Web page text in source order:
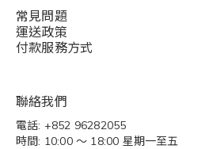
常見問題
運送政策
付款服務方式
聯絡我們
電話: +852 96282055
時間: 10:00 ～ 18:00 星期一至五